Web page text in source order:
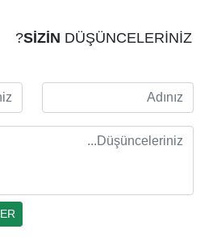
SİZİN DÜŞÜNCELERİNİZ?